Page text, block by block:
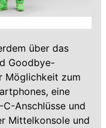
über das
Goodbye-
Möglichkeit zum
eine
Anschlüsse und
Mittelkonsole und